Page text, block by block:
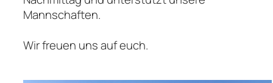
Mannschaften.
Wir freuen uns auf euch.